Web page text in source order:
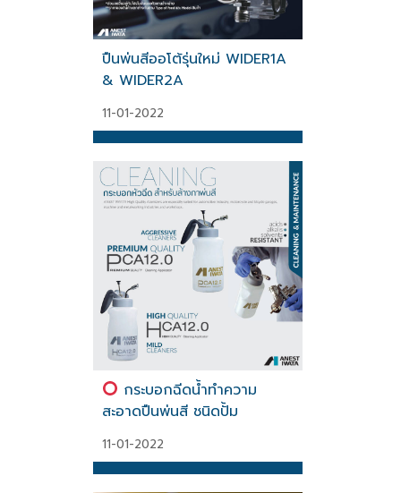
ปืนพ่นสีออโต้รุ่นใหม่ WIDER1A
& WIDER2A
11-01-2022
กระบอกฉีดน้ำทำความ
สะอาดปืนพ่นสี ชนิดปั้ม
11-01-2022